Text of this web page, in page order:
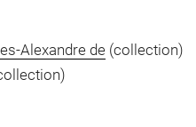
Alexandre de(collection)